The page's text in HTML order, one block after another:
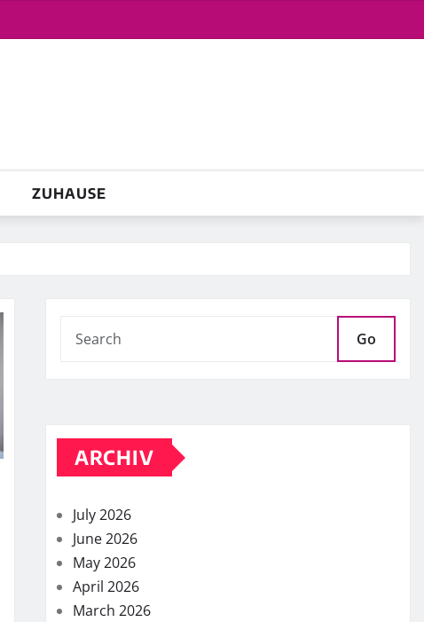
ZUHAUSE
Go
ARCHIV
July 2026
June 2026
May 2026
April 2026
March 2026